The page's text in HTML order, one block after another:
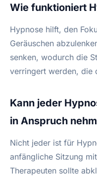
Wie funktioniert
Hypnose hilft, den
Geräuschen
senken, wodurch die
verringert werden, die
Kann jeder
in Anspruch
Nicht jeder ist für
anfängliche Sitzung
Therapeuten sollte